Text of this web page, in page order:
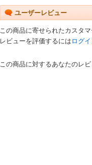
ユーザーレビュー
この商品に寄せられたカスタ
レビューを評価するには ログ
この商品に対するあなたのレ